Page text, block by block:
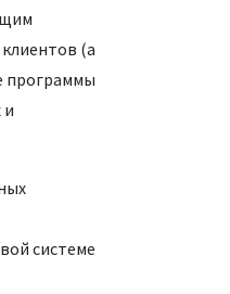
(а
программы
и
системе